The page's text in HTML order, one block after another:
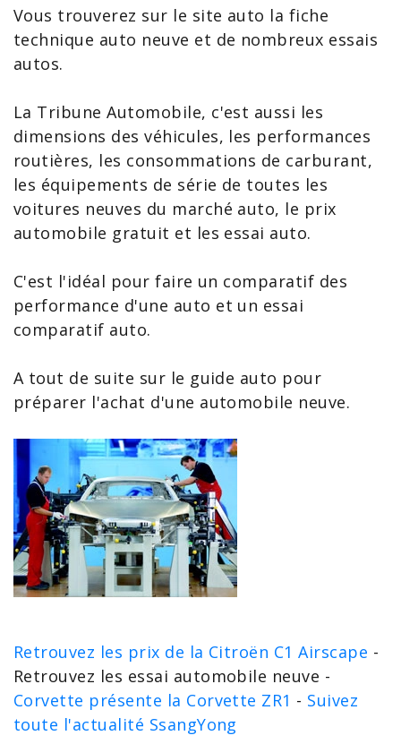
Vous trouverez sur le site auto la fiche
technique auto neuve et de nombreux essais
autos.
La Tribune Automobile, c'est aussi les
dimensions des véhicules, les performances
routières, les consommations de carburant,
les équipements de série de toutes les
voitures neuves du marché auto, le prix
automobile gratuit et les essai auto.
C'est l'idéal pour faire un comparatif des
performance d'une auto et un essai
comparatif auto.
A tout de suite sur le guide auto pour
préparer l'achat d'une automobile neuve.
Retrouvez les prix de la Citroën C1 Airscape -
Retrouvez les essai automobile neuve -
Corvette présente la Corvette ZR1 - Suivez
toute l'actualité SsangYong